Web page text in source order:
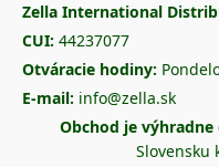
Zella International
CUI: 44237077
Otváracie hodiny:
E-mail: info@zella.sk
Obchod je výhradne
Slovensku